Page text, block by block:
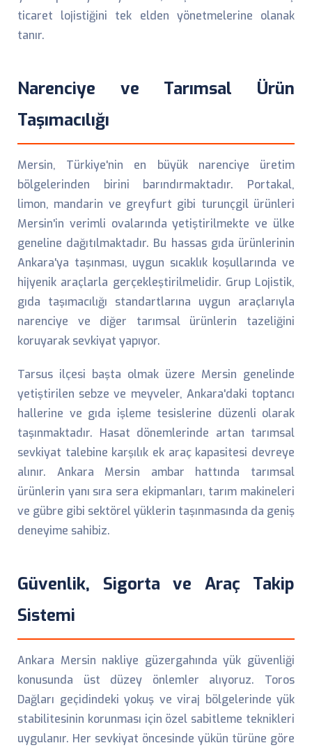
ticaret lojistiğini tek elden yönetmelerine olanak
tanır.
Narenciye ve Tarımsal Ürün
Taşımacılığı
Mersin, Türkiye'nin en büyük narenciye üretim
bölgelerinden birini barındırmaktadır. Portakal,
limon, mandarin ve greyfurt gibi turunçgil ürünleri
Mersin'in verimli ovalarında yetiştirilmekte ve ülke
geneline dağıtılmaktadır. Bu hassas gıda ürünlerinin
Ankara'ya taşınması, uygun sıcaklık koşullarında ve
hijyenik araçlarla gerçekleştirilmelidir. Grup Lojistik,
gıda taşımacılığı standartlarına uygun araçlarıyla
narenciye ve diğer tarımsal ürünlerin tazeliğini
koruyarak sevkiyat yapıyor.
Tarsus ilçesi başta olmak üzere Mersin genelinde
yetiştirilen sebze ve meyveler, Ankara'daki toptancı
hallerine ve gıda işleme tesislerine düzenli olarak
taşınmaktadır. Hasat dönemlerinde artan tarımsal
sevkiyat talebine karşılık ek araç kapasitesi devreye
alınır. Ankara Mersin ambar hattında tarımsal
ürünlerin yanı sıra sera ekipmanları, tarım makineleri
ve gübre gibi sektörel yüklerin taşınmasında da geniş
deneyime sahibiz.
Güvenlik, Sigorta ve Araç Takip
Sistemi
Ankara Mersin nakliye güzergahında yük güvenliği
konusunda üst düzey önlemler alıyoruz. Toros
Dağları geçidindeki yokuş ve viraj bölgelerinde yük
stabilitesinin korunması için özel sabitleme teknikleri
uygulanır. Her sevkiyat öncesinde yükün türüne göre